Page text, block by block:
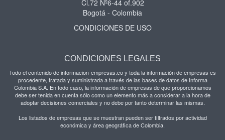
Cl.72 Nº6-44 of.902
Bogotá - Colombia
CONDICIONES DE USO
CONDICIONES LEGALES
Todo el contenido de informacion-empresas.co y toda la información de empresas es
procedente, tratada y suministrada a través de las bases de datos de Informa
Colombia S.A. En todo caso, la información de empresas de que proporcionamos
debe ser tenida en cuenta sólo como un elemento más a considerar a la hora de
adoptar decisiones comerciales y no debe por tanto determinar las mismas.
Los listados de empresas que se muestran pueden ser filtrados por actividad
económica y área geográfica de Colombia.